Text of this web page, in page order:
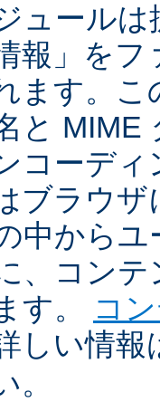
ュール
報」を
ます。
と MIME
コーデ
ブラウ
中から
、コン
す。
コ
しい情報
。